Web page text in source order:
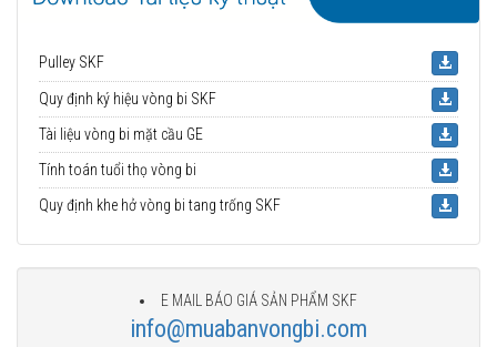
Pulley SKF
Quy định ký hiệu vòng bi SKF
Tài liệu vòng bi mặt cầu GE
Tính toán tuổi thọ vòng bi
Quy định khe hở vòng bi tang trống SKF
E MAIL BÁO GIÁ SẢN PHẨM SKF
info@muabanvongbi.com